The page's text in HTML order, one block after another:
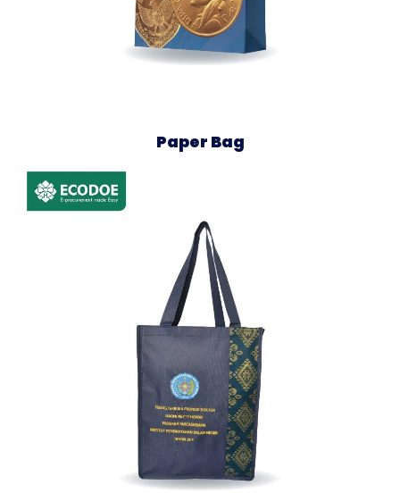
Paper Bag